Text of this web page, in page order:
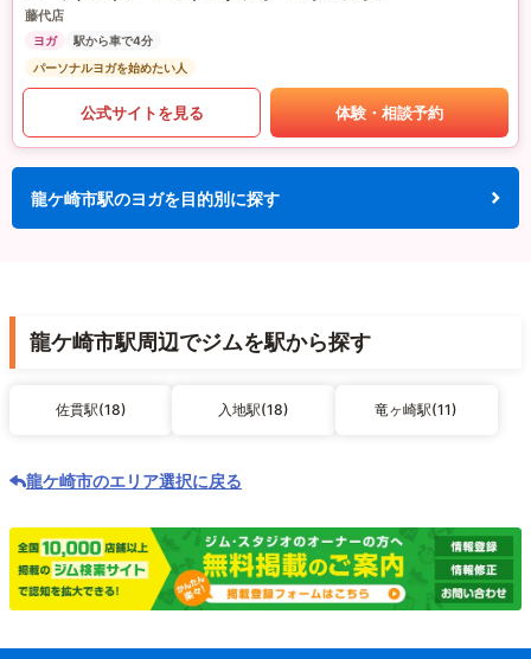
藤代店
ヨガ
駅から車で4分
パーソナルヨガを始めたい人
公式サイトを見る 体験・相談予約
龍ケ崎市駅のヨガを目的別に探す
龍ケ崎市駅周辺でジムを駅から探す
佐貫駅(18) 入地駅(18) 竜ヶ崎駅(11)
龍ケ崎市のエリア選択に戻る